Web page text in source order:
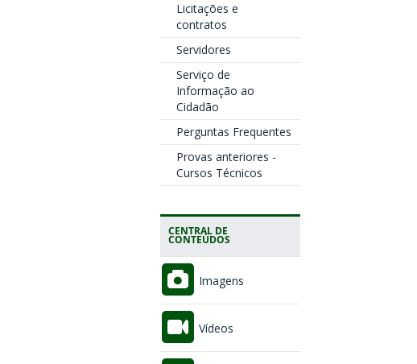
Licitações e
contratos
Servidores
Serviço de
Informação ao
Cidadão
Perguntas Frequentes
Provas anteriores -
Cursos Técnicos
CENTRAL DE
CONTEÚDOS
Imagens
Vídeos